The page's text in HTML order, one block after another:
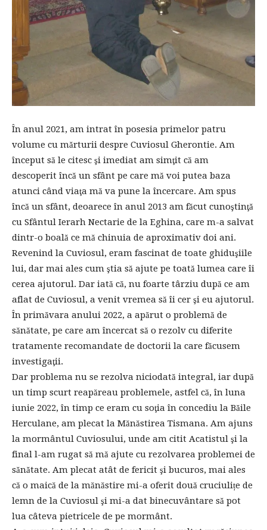
În anul 2021, am intrat în posesia primelor patru
volume cu mărturii despre Cuviosul Gherontie. Am
început să le citesc şi imediat am simţit că am
descoperit încă un sfânt pe care mă voi putea baza
atunci când viaţa mă va pune la încercare. Am spus
încă un sfânt, deoarece în anul 2013 am făcut cunoştinţă
cu Sfântul Ierarh Nectarie de la Eghina, care m-a salvat
dintr-o boală ce mă chinuia de aproximativ doi ani.
Revenind la Cuviosul, eram fascinat de toate ghiduşiile
lui, dar mai ales cum ştia să ajute pe toată lumea care îi
cerea ajutorul. Dar iată că, nu foarte târziu după ce am
aflat de Cuviosul, a venit vremea să îi cer şi eu ajutorul.
În primăvara anului 2022, a apărut o problemă de
sănătate, pe care am încercat să o rezolv cu diferite
tratamente recomandate de doctorii la care făcusem
investigaţii.
Dar problema nu se rezolva niciodată integral, iar după
un timp scurt reapăreau problemele, astfel că, în luna
iunie 2022, în timp ce eram cu soţia în concediu la Băile
Herculane, am plecat la Mănăstirea Tismana. Am ajuns
la mormântul Cuviosului, unde am citit Acatistul şi la
final l-am rugat să mă ajute cu rezolvarea problemei de
sănătate. Am plecat atât de fericit şi bucuros, mai ales
că o maică de la mănăstire mi-a oferit două cruciulițe de
lemn de la Cuviosul şi mi-a dat binecuvântare să pot
lua câteva pietricele de pe mormânt.